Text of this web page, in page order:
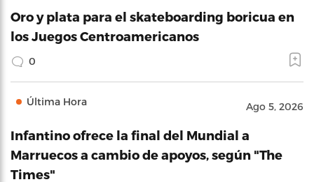
Oro y plata para el skateboarding boricua en
los Juegos Centroamericanos
0
Última Hora Ago 5, 2026
Infantino ofrece la final del Mundial a
Marruecos a cambio de apoyos, según "The
Times"